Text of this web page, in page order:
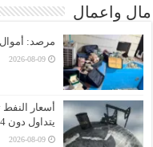
مال واعمال
مرصد:
2026-08-09
أسعار
يتداول دون 84 دولاراً
2026-08-09